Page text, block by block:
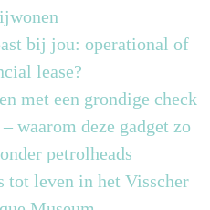
bij jou: operational of
lease?
met een grondige check
waarom deze gadget zo
petrolheads
tot leven in het Visscher